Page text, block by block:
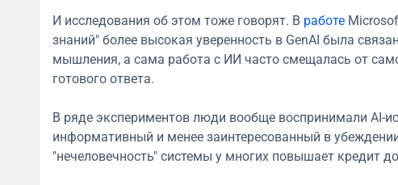
И исследования об этом тоже говорят. В работе
знаний" более высокая уверенность в GenAI была
мышления, а сама работа с ИИ часто смещалась от
готового ответа.
В ряде экспериментов люди вообще воспринимали AI-
информативный и менее заинтересованный в
"нечеловечность" системы у многих повышает кредит